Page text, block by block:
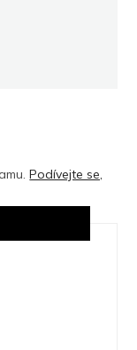
Podívejte se,